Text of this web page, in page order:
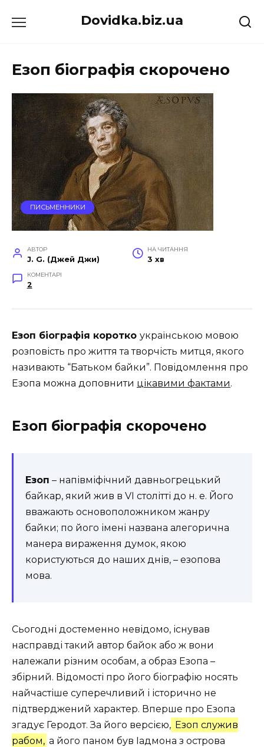
до
Dovidka.biz.ua
Езоп біографія скорочено
ПИСЬМЕННИКИ
АВТОР
J. G. (Джей Джи)
НА ЧИТАННЯ
3 хв
КОМЕНТАРІ
2
Езоп біографія коротко українською мовою
розповість про життя та творчість митця, якого
називають “Батьком байки”. Повідомлення про
Езопа можна доповнити цікавими фактами.
Езоп біографія скорочено
Езоп – напівміфічний давньогрецький
байкар, який жив в VI столітті до н. е. Його
вважають основоположником жанру
байки; по його імені названа алегорична
манера вираження думок, якою
користуються до наших днів, – езопова
мова.
Сьогодні достеменно невідомо, існував
насправді такий автор байок або ж вони
належали різним особам, а образ Езопа –
збірний. Відомості про його біографію носять
найчастіше суперечливий і історично не
підтверджений характер. Вперше про Езопа
згадує Геродот. За його версією, Езоп служив
рабом, а його паном був Іадмона з острова